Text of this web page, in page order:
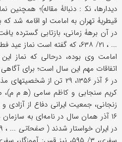
قیطریۀ تهران به امامت او اقامه
در آن برهۀ زمانی، بازتابی گسترده یافت
امامت وی بوده، درحالی که نماز
اتفاقات مهم این سال است؛ برای آگاهی
در ۶ آذر ۱۳۵۶، ۲۹ تن از
کریم سنجابی و کاظم سامی (ه‍ م م)،
زنجانی، جمعیت ایرانی دفاع از
۱۶ آذر همان سال در نامه‌ای به
در ایران خواستار شدند (صفحاتی